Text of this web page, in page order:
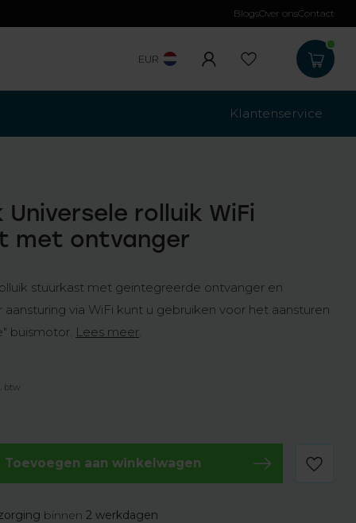
Gratis verzending
BlogsOver onsContact
EUR
Klantenservice
Universele rolluik WiFi
met ontvanger
stuurkast met geintegreerde ontvanger en
via WiFi kunt u gebruiken voor het aansturen
buismotor. Lees meer.
btw
Toevoegen aan winkelwagen
binnen2 werkdagen